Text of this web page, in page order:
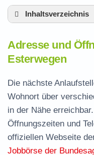
Inhaltsverzeichnis
Leistungen der
Esterwegen
Termin
Jobcenter
Häufige
Adresse und
Esterwegen
Die nächste
Wohnort über
in der Nähe
Öffnungszeiten und
offiziellen Webseite
Jobbörse der